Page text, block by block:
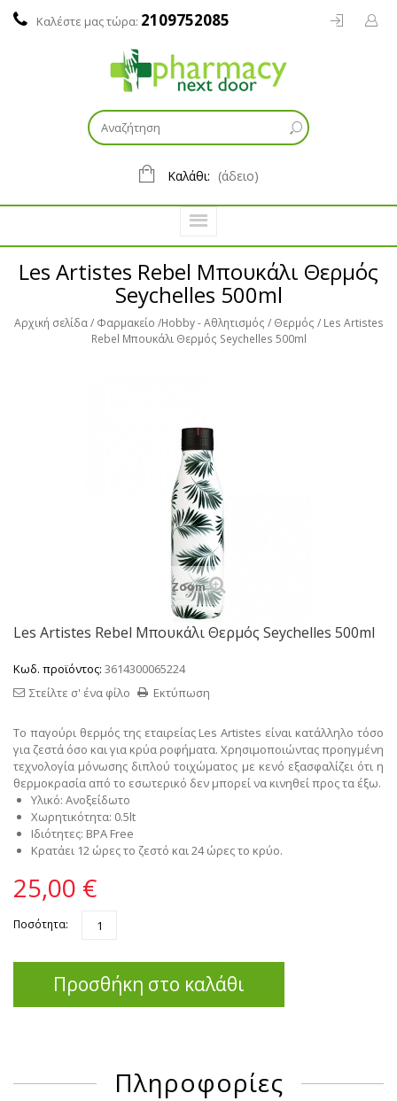
Καλέστε μας τώρα: 2109752085
Καλάθι: (άδειο)
Les Artistes Rebel Μπουκάλι Θερμός
Seychelles 500ml
Αρχική σελίδα Φαρμακείο Ηοbby - Αθλητισμός Θερμός
Les Artistes
Rebel Μπουκάλι Θερμός Seychelles 500ml
Zoom
Les Artistes Rebel Μπουκάλι Θερμός Seychelles 500ml
Κωδ. προϊόντος: 3614300065224
Εκτύπωση
Στείλτε σ' ένα φίλο
Το παγούρι θερμός της εταιρείας Les Artistes είναι κατάλληλο τόσο
για ζεστά όσο και για κρύα ροφήματα. Χρησιμοποιώντας προηγμένη
τεχνολογία μόνωσης διπλού τοιχώματος με κενό εξασφαλίζει ότι η
θερμοκρασία από το εσωτερικό δεν μπορεί να κινηθεί προς τα έξω.
Υλικό: Ανοξείδωτο
Χωρητικότητα: 0.5lt
Ιδιότητες: BPA Free
Κρατάει 12 ώρες το ζεστό και 24 ώρες το κρύο.
25,00 €
Ποσότητα:
Προσθήκη στο καλάθι
Πληροφορίες